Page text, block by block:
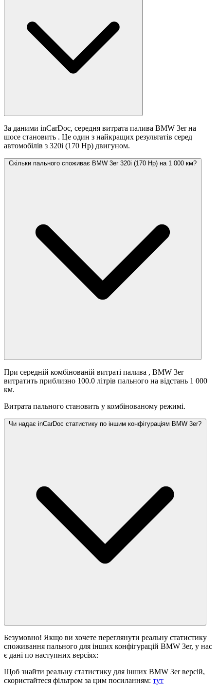
За даними inCarDoc, середня витрата палива BMW 3er на
шосе становить . Це один з найкращих результатів серед
автомобілів з 320i (170 Hp) двигуном.
Скільки пального споживає BMW 3er 320i (170 Hp) на 1 000 км?
При середній комбінованій витраті палива , BMW 3er
витратить приблизно 100.0 літрів пального на відстань 1 000
км.
Витрата пального становить у комбінованому режимі.
Чи надає inCarDoc статистику по іншим конфігураціям BMW 3er?
Безумовно! Якщо ви хочете переглянути реальну статистику
споживання пального для інших конфігурацій BMW 3er, у нас
є дані по наступних версіях:
Щоб знайти реальну статистику для інших BMW 3er версій,
скористайтеся фільтром за цим посиланням: тут